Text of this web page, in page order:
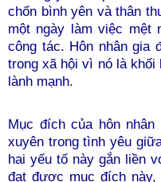
chốn bình yên và thân
một ngày làm việc mệt
công tác. Hôn nhân gia
trong xã hội vì nó là
lành mạnh.
Mục đích của hôn
xuyên trong tình yêu
hai yếu tố này gắn liền
đạt được mục đích